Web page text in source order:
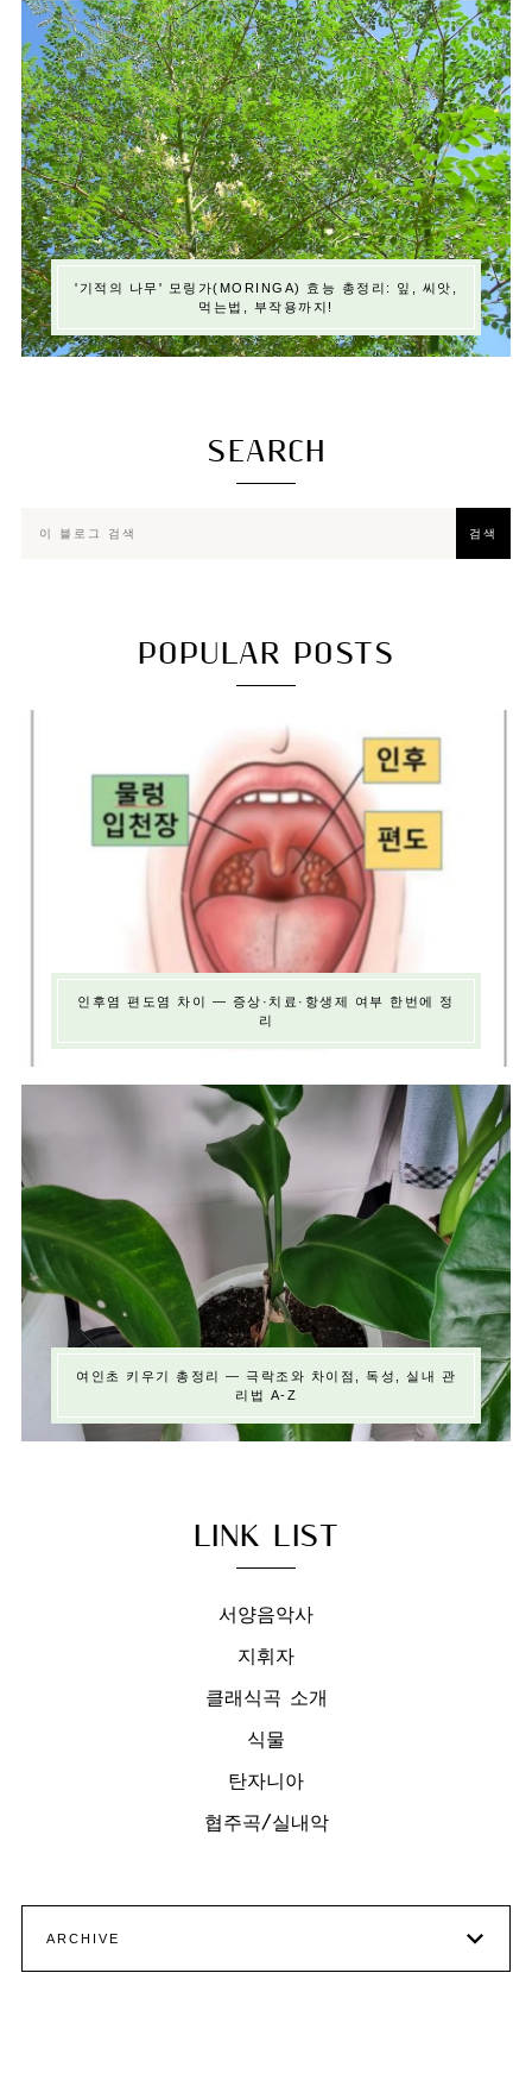
'기적의 나무' 모링가(MORINGA) 효능 총정리: 잎, 씨앗,
먹는법, 부작용까지!
SEARCH
POPULAR POSTS
인후염 편도염 차이 — 증상·치료·항생제 여부 한번에 정
리
여인초 키우기 총정리 — 극락조와 차이점, 독성, 실내 관
리법 A-Z
LINK LIST
서양음악사
지휘자
클래식곡 소개
식물
탄자니아
협주곡/실내악
ARCHIVE